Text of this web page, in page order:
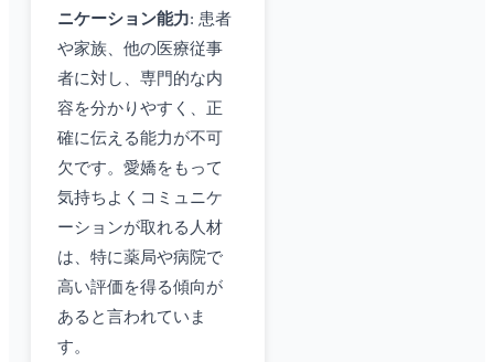
ニケーション能力: 患者
や家族、他の医療従事
者に対し、専門的な内
容を分かりやすく、正
確に伝える能力が不可
欠です。愛嬌をもって
気持ちよくコミュニケ
ーションが取れる人材
は、特に薬局や病院で
高い評価を得る傾向が
あると言われていま
す。